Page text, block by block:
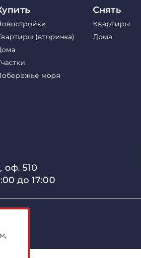
оф. 510
до 17:00
(вторичка)
моря
Снять
Квартиры
Дома